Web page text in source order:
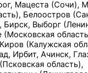
Мацеста (Сочи),
Белоостров
Бирск, Выборг
(Московская
(Калужская
Ирбит, Ачинск,
область),